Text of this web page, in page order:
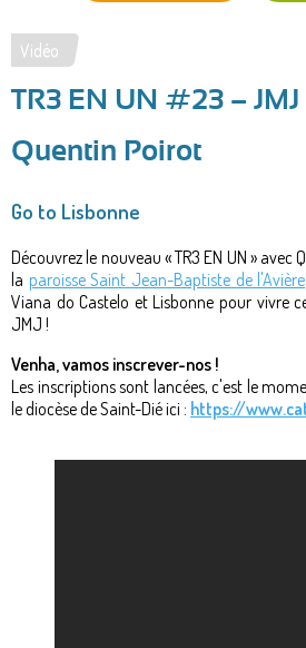
Vous
êtes
ici
Vidéo
TR3 EN UN #23 –
Quentin Poirot
Go to Lisbonne
Découvrez le nouveau « TR3 EN UN » avec
la paroisse Saint Jean-Baptiste de l'Avière
Viana do Castelo et Lisbonne pour vivre
JMJ !
Venha, vamos inscrever-nos !
Les inscriptions sont lancées, c'est le
le diocèse de Saint-Dié ici : https://